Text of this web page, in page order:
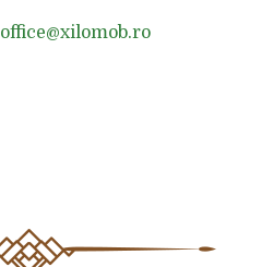
office@xilomob.ro